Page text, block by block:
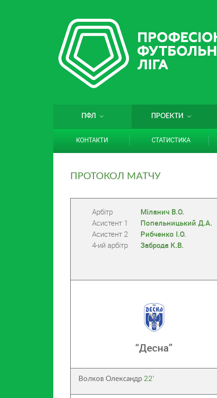
ПФЛ ПРОЕКТИ
КОНТАКТИ СТАТИСТИКА
ПРОТОКОЛ МАТЧУ
Арбітр
Міланич В.О.
Асистент 1
Попельницький Д.А.
Асистент 2
Рибченко І.О.
4-ий арбітр
Заброда К.В.
“Десна”
Волков Олександр22’